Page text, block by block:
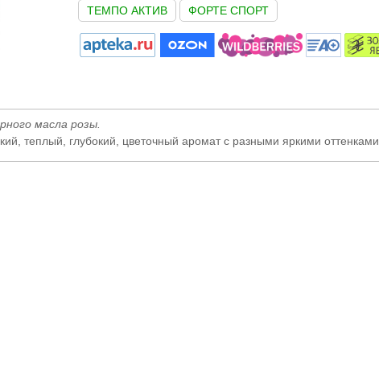
ТЕМПО АКТИВ
ФОРТЕ СПОРТ
масла розы.
теплый, глубокий, цветочный аромат с разными яркими оттенками.